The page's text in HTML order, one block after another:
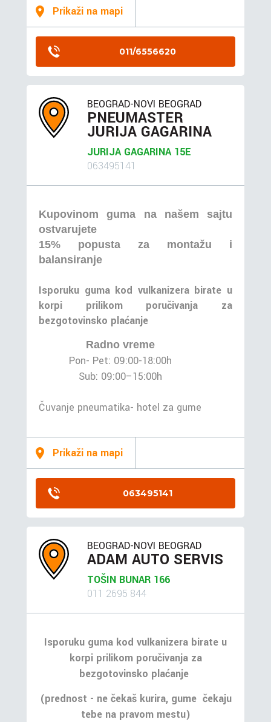
Prikaži na mapi
011/6556620
BEOGRAD-NOVI BEOGRAD
PNEUMASTER
JURIJA GAGARINA
JURIJA GAGARINA 15E
063495141
Kupovinom guma na našem sajtu
ostvarujete
15% popusta za montažu i
balansiranje
Isporuku guma kod vulkanizera birate u
korpi prilikom poručivanja za
bezgotovinsko plaćanje
Radno vreme
Pon- Pet: 09:00-18:00h
Sub: 09:00–15:00h
Čuvanje pneumatika- hotel za gume
Prikaži na mapi
063495141
BEOGRAD-NOVI BEOGRAD
ADAM AUTO SERVIS
TOŠIN BUNAR 166
011 2695 844
Isporuku guma kod vulkanizera birate u
korpi prilikom poručivanja za
bezgotovinsko plaćanje
(prednost - ne čekaš kurira, gume čekaju
tebe na pravom mestu)